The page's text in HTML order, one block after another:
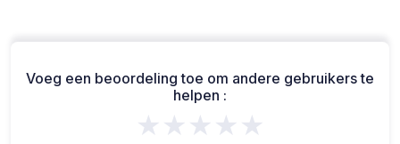
Voeg een beoordeling toe om andere gebruikers te
helpen :
★★★★★